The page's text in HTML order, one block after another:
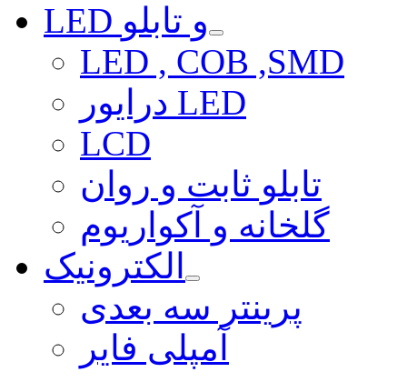
LED و تابلو
LED , COB ,SMD
درایور LED
LCD
تابلو ثابت و روان
گلخانه و آکواریوم
الکترونیک
پرینتر سه بعدی
آمپلی فایر